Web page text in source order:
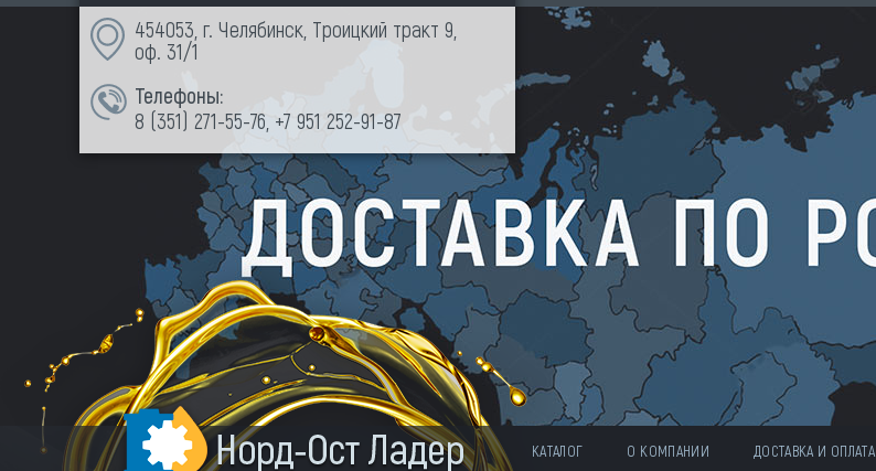
454053, г. Челябинск, Троицкий тракт 9,
оф. 31/1
Телефоны:
8 (351) 271-55-76 +7 951 252-91-87
КАТАЛОГ О КОМПАНИИ ДОСТАВКА И ОПЛАТА